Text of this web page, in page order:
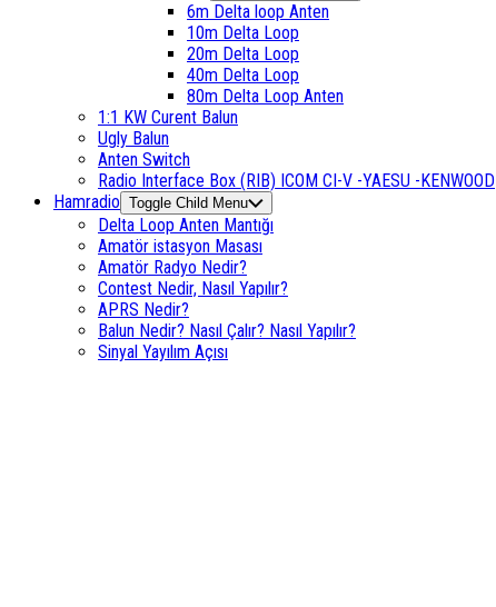
6m Delta loop Anten
10m Delta Loop
20m Delta Loop
40m Delta Loop
80m Delta Loop Anten
1:1 KW Curent Balun
Ugly Balun
Anten Switch
Radio Interface Box (RIB) ICOM CI-V -YAESU -KENWOOD
Hamradio Toggle Child Menu
Delta Loop Anten Mantığı
Amatör istasyon Masası
Amatör Radyo Nedir?
Contest Nedir, Nasıl Yapılır?
APRS Nedir?
Balun Nedir? Nasıl Çalır? Nasıl Yapılır?
Sinyal Yayılım Açısı